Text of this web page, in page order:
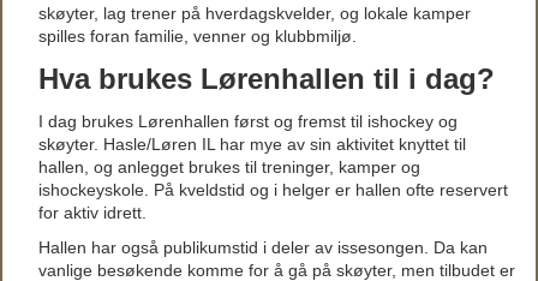
skøyter, lag trener på hverdagskvelder, og lokale kamper
spilles foran familie, venner og klubbmiljø.
Hva brukes Lørenhallen til i dag?
I dag brukes Lørenhallen først og fremst til ishockey og
skøyter. Hasle/Løren IL har mye av sin aktivitet knyttet til
hallen, og anlegget brukes til treninger, kamper og
ishockeyskole. På kveldstid og i helger er hallen ofte reservert
for aktiv idrett.
Hallen har også publikumstid i deler av issesongen. Da kan
vanlige besøkende komme for å gå på skøyter, men tilbudet er